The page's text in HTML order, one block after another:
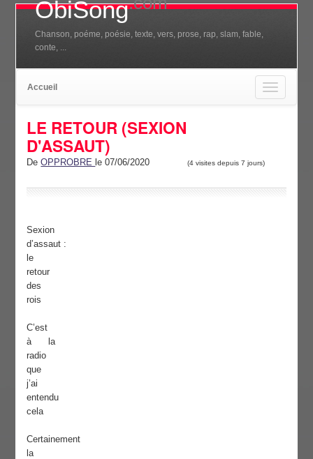
ObiSong
Chanson, poéme, poésie, texte, vers, prose, rap, slam, fable,
conte, ...
Toggle
navigation
Accueil
LE RETOUR (SEXION
D'ASSAUT)
DeOPPROBRE le 07/06/2020 (4 visites depuis 7 jours)
Sexion
d’assaut :
le
retour
des
rois
C’est
à la
radio
que
j’ai
entendu
cela
Certainement
la